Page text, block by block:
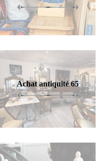
Achat antiquité 65